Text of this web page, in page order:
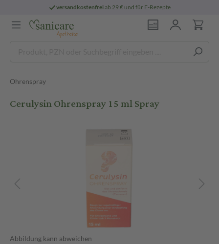
versandkostenfreiab 29 € und für E-Rezepte
Ohrenspray
Cerulysin Ohrenspray 15 ml Spray
Abbildung kann abweichen